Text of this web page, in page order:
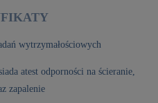
wytrzymałościowych
atest odporności na ścieranie,
zapalenie